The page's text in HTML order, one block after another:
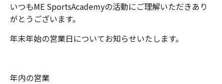
いつもME SportsAcademyの活動にご理解いただきあり
がとうございます。
年末年始の営業日についてお知らせいたします。
年内の営業